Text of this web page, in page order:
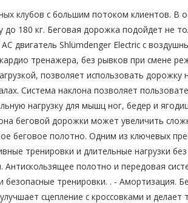
клубов с большим потоком клиентов. В
до 180 кг. Беговая дорожка подойдет не
двигатель Shlümdenger Electric с
тренажера, без рывков при смене
позволяет использовать
Система наклона позволяет
нагрузку для мышц ног, бедер и
беговой дорожки может увеличить
беговое полотно. Одним из ключевых
тренировки и длительные нагрузки
полотно и передовая
тренировки. . - Амортизация.
сцепление с кроссовками и делает